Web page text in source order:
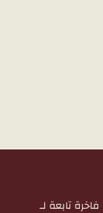
تابعة لـ